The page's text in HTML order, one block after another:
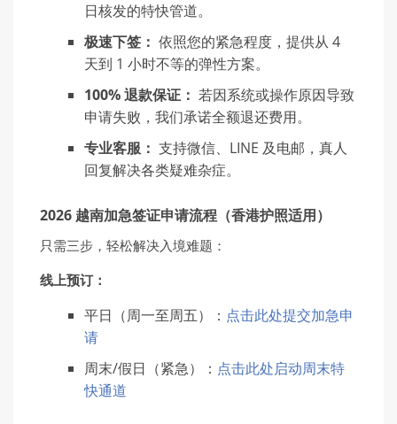
日核发的特快管道。
极速下签： 依照您的紧急程度，提供从 4
天到 1 小时不等的弹性方案。
100%退款保证： 若因系统或操作原因导致
申请失败，我们承诺全额退还费用。
专业客服： 支持微信、LINE 及电邮，真人
回复解决各类疑难杂症。
2026 越南加急签证申请流程（香港护照适用）
只需三步，轻松解决入境难题：
线上预订：
平日（周一至周五）： 点击此处提交加急申
请
周末/假日（紧急）： 点击此处启动周末特
快通道